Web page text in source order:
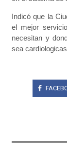
Indicó que la
el mejor
necesitan y
sea